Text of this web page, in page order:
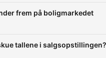
frem på boligmarkedet
tallene i salgsopstillingen?